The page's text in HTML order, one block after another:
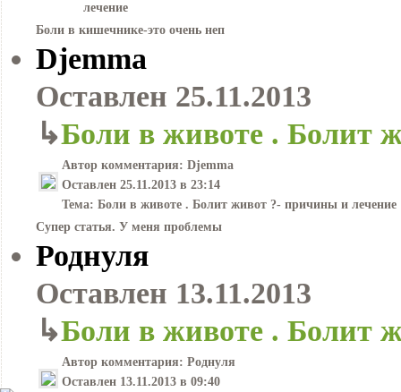
лечение
Боли в кишечнике-это очень неп
Djemma
Оставлен 25.11.2013
↳Боли в животе . Болит
Автор комментария: Djemma
Оставлен 25.11.2013 в 23:14
Тема: Боли в животе . Болит живот ?- причины и лечение
Супер статья. У меня проблемы
Роднуля
Оставлен 13.11.2013
↳Боли в животе . Болит
Автор комментария: Роднуля
Оставлен 13.11.2013 в 09:40